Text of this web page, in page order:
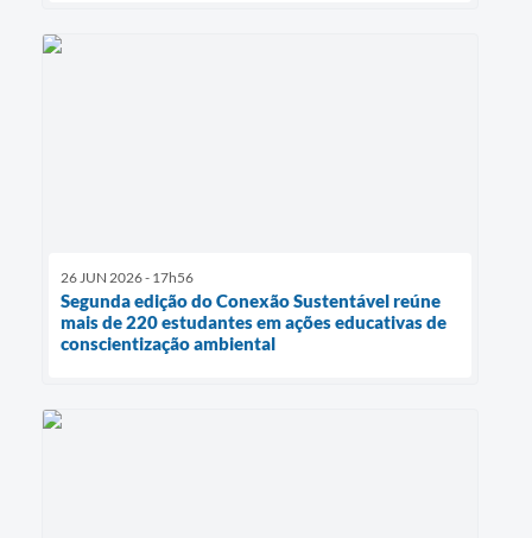
26 JUN 2026 - 17h56
Segunda edição do Conexão Sustentável reúne
mais de 220 estudantes em ações educativas de
conscientização ambiental